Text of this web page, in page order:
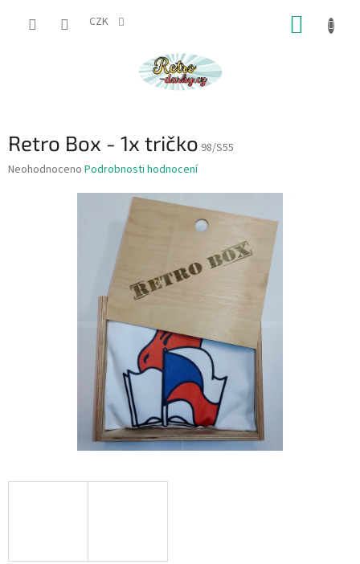
CZK
Retro Box - 1x tričko 98/S55
Průměrné
Neohodnoceno Podrobnosti hodnocení